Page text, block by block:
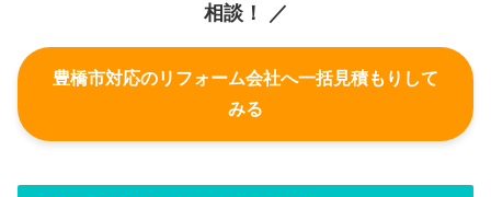
相談！ ／
豊橋市対応のリフォーム会社へ一括見積もりして
みる